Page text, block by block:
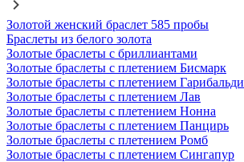
Золотой женский браслет 585 пробы
Браслеты из белого золота
Золотые браслеты с бриллиантами
Золотые браслеты с плетением Бисмарк
Золотые браслеты с плетением Гарибальди
Золотые браслеты с плетением Лав
Золотые браслеты с плетением Нонна
Золотые браслеты с плетением Панцирь
Золотые браслеты с плетением Ромб
Золотые браслеты с плетением Сингапур